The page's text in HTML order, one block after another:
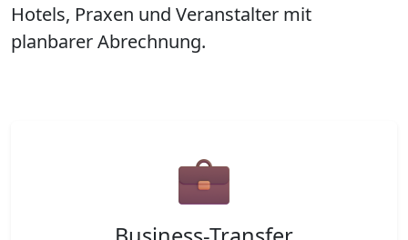
Hotels, Praxen und Veranstalter mit
planbarer Abrechnung.